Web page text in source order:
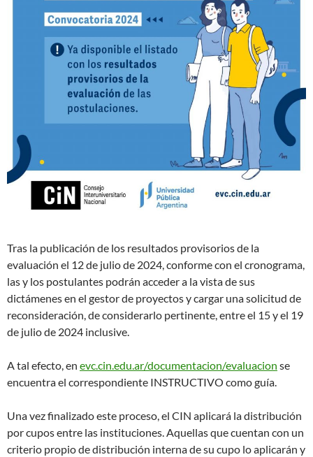
Tras la publicación de los resultados provisorios de la
evaluación el 12 de julio de 2024, conforme con el cronograma,
las y los postulantes podrán acceder a la vista de sus
dictámenes en el gestor de proyectos y cargar una solicitud de
reconsideración, de considerarlo pertinente, entre el 15 y el 19
de julio de 2024 inclusive.
A tal efecto, en evc.cin.edu.ar/documentacion/evaluacion se
encuentra el correspondiente INSTRUCTIVO como guía.
Una vez finalizado este proceso, el CIN aplicará la distribución
por cupos entre las instituciones. Aquellas que cuentan con un
criterio propio de distribución interna de su cupo lo aplicarán y